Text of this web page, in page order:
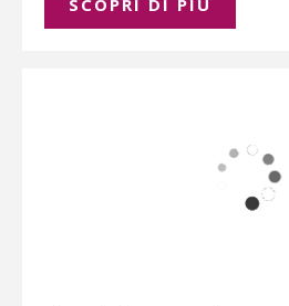
SCOPRI DI PIÚ